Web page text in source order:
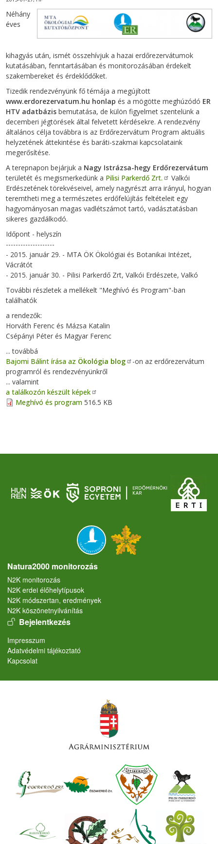
Néhány
éves
kihagyás után, ismét összehívjuk a hazai erdőrezervátumok
kutatásában, fenntartásában és monitorozásában érdekelt
szakembereket és érdeklődőket.
Tizedik rendezvényünk fő témája a megújított
www.erdorezervatum.hu honlap és a mögötte meghúzódó ER
HTV adatbázis bemutatása, de külön figyelmet szentelünk a
decemberi jégtörések által felvetett kérdésekre. A rendezvény
általános célja továbbra is az Erdőrezervátum Program aktuális
helyzetének áttekintése és baráti-szakmai kapcsolataink
megerősítése.
A terepnapon bejárjuk a Nagy Istrázsa-hegy Erdőrezervátum
területét és megismerkedünk a Pilisi Parkerdő Zrt.
Valkói
Erdészetének törekvéseivel, amely nagyrészt arra irányul, hogyan
teremtheti meg a természetes erdőfelújítás feltételeit egy
hagyományosan magas vadlétszámot tartó, vadásztatásban
sikeres gazdálkodó.
Időpont - helyszín
--------------------
- 2015. január 29. - MTA ÖK Ökológiai és Botanikai Intézet,
Vácrátót
- 2015. január 30. - Pilisi Parkerdő Zrt, Valkói Erdészete, Valkó
További részletek a mellékelt "Meghívó és Program"-ban
találhatók
a rendezők:
Horváth Ferenc és Mázsa Katalin
Csépányi Péter és Magyar Ferenc
... továbbá
Bajomi Bálint írása az Ökológia blog
-on az erdőrezervátum
programról és rendezvényünkről
... valamint
a találkozón készült képek
Meghívó és program 516.5 KB
Natura2000 monitorozás
N2K monitorozás
N2K erdei élőhelytípusok
N2K módszertan, eredmények
N2K köszönetnyilvánítás
User account menu
Bejelentkezés
Lábléc
Impresszum
Adatvédelmi tájékoztató
Kapcsolat